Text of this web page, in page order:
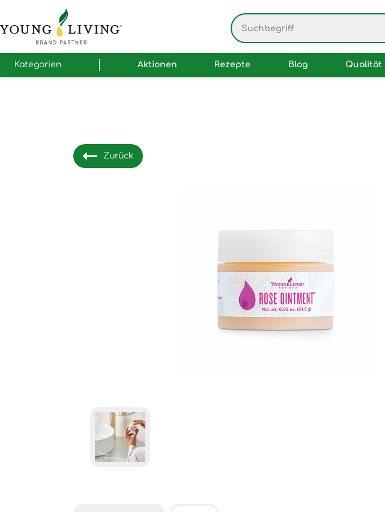
Kategorien Aktionen Rezepte Blog Qualität
Zurück